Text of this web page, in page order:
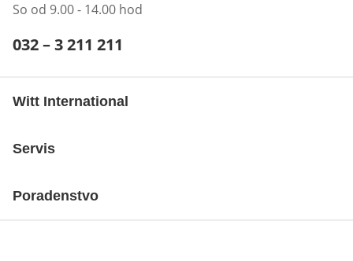
So od 9.00 - 14.00 hod
Telefónne číslo:
032 – 3 211 211
Witt International
Servis
Poradenstvo